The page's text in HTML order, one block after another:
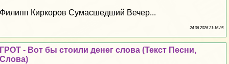
Филипп Киркоров Cyмacшедший Вечер...
24 06 2026 21:16:35
ГРОТ - Вот бы стоили денег слова (Текст Песни,
Слова)